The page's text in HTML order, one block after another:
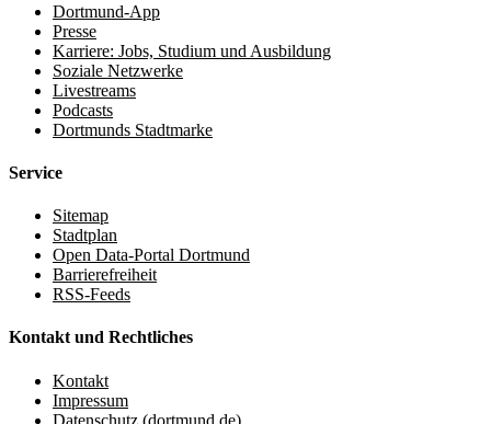
Dortmund-App
Presse
Karriere: Jobs, Studium und Ausbildung
Soziale Netzwerke
Livestreams
Podcasts
Dortmunds Stadtmarke
Service
Sitemap
Stadtplan
Open Data-Portal Dortmund
Barrierefreiheit
RSS-Feeds
Kontakt und Rechtliches
Kontakt
Impressum
Datenschutz (dortmund.de)